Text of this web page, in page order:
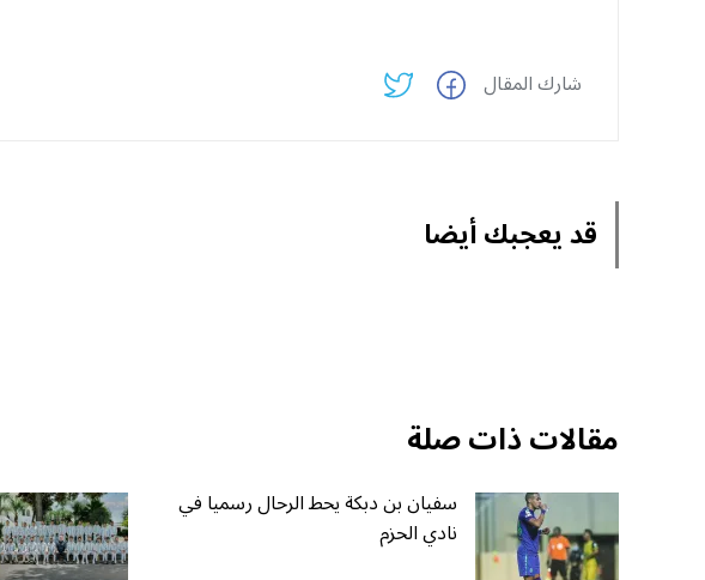
شارك المقال
قد يعجبك أيضا
مقالات ذات صلة
سفيان بن دبكة يحط الرحال رسميا في
نادي الحزم